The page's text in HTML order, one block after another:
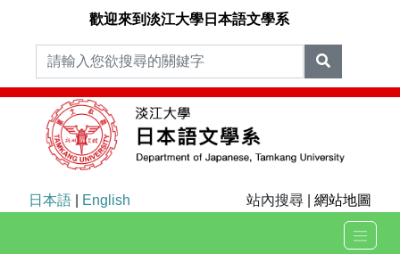
歡迎來到淡江大學日本語文學系
日本語 English 站內搜尋 | 網站地圖